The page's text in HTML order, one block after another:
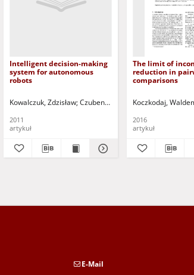
Byrski, Aleksander - ed. Kisiel-Dorohinicki, Marek - ed.
Intelligent decision-making
system for autonomous
robots
Kowalczuk, Zdzisław Czubenko, Michał Korbicz, Józef
2011
artykuł
The limit of
reduction in
comparisons
Koczkodaj,
2016
artykuł
E-Mail